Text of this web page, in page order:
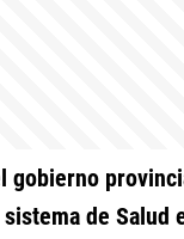
gobierno
de Salud